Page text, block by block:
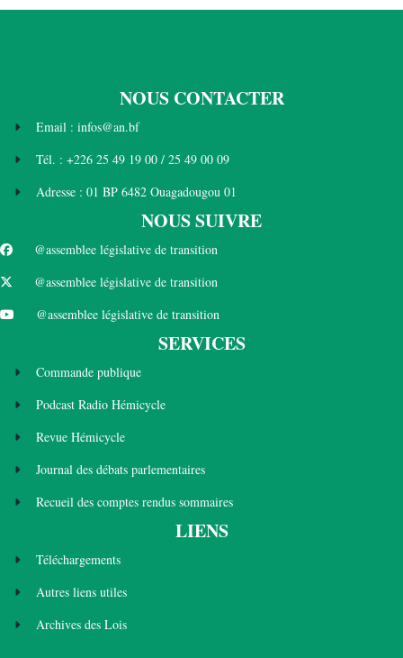
NOUS CONTACTER
Email : infos@an.bf
Tél. : +226 25 49 19 00 / 25 49 00 09
Adresse : 01 BP 6482 Ouagadougou 01
NOUS SUIVRE
@assemblee législative de transition
@assemblee législative de transition
@assemblee législative de transition
SERVICES
Commande publique
Podcast Radio Hémicycle
Revue Hémicycle
Journal des débats parlementaires
Recueil des comptes rendus sommaires
LIENS
Téléchargements
Autres liens utiles
Archives des Lois